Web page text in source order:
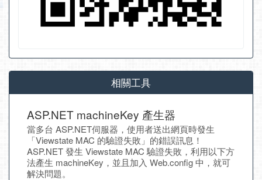
相關工具
ASP.NET machineKey 產生器
當多台 ASP.NET伺服器，使用者送出網頁時發生
「Viewstate MAC 的驗證失敗」的錯誤訊息！
ASP.NET 發生 Viewstate MAC 驗證失敗，利用以下方
法產生 machineKey，並且加入 Web.config 中，就可
解決問題。